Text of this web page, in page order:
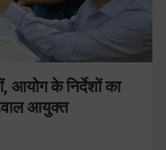
आयोग के निर्देशों का
आयुक्त